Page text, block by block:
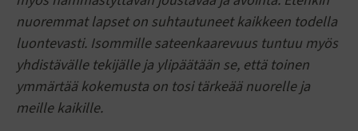
nuoremmat lapset on suhtautuneet kaikkeen todella
luontevasti. Isommille sateenkaarevuus tuntuu myös
yhdistävälle tekijälle ja ylipäätään se, että toinen
ymmärtää kokemusta on tosi tärkeää nuorelle ja
meille kaikille.